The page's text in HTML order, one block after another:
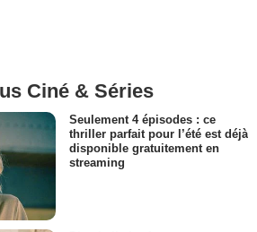
Ciné & Séries
Seulement 4 épisodes : ce
thriller parfait pour l’été est déjà
disponible gratuitement en
streaming